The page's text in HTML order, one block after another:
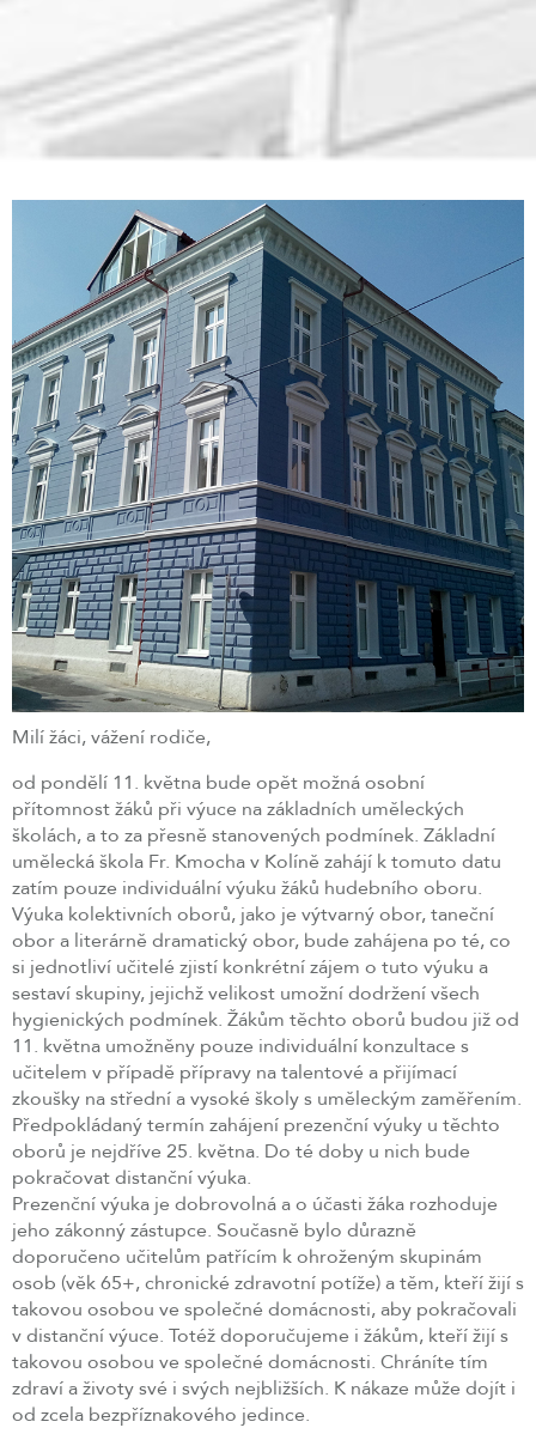
Milí žáci, vážení rodiče,
od pondělí 11. května bude opět možná osobní
přítomnost žáků při výuce na základních uměleckých
školách, a to za přesně stanovených podmínek. Základní
umělecká škola Fr. Kmocha v Kolíně zahájí k tomuto datu
zatím pouze individuální výuku žáků hudebního oboru.
Výuka kolektivních oborů, jako je výtvarný obor, taneční
obor a literárně dramatický obor, bude zahájena po té, co
si jednotliví učitelé zjistí konkrétní zájem o tuto výuku a
sestaví skupiny, jejichž velikost umožní dodržení všech
hygienických podmínek. Žákům těchto oborů budou již od
11. května umožněny pouze individuální konzultace s
učitelem v případě přípravy na talentové a přijímací
zkoušky na střední a vysoké školy s uměleckým zaměřením.
Předpokládaný termín zahájení prezenční výuky u těchto
oborů je nejdříve 25. května. Do té doby u nich bude
pokračovat distanční výuka.
Prezenční výuka je dobrovolná a o účasti žáka rozhoduje
jeho zákonný zástupce. Současně bylo důrazně
doporučeno učitelům patřícím k ohroženým skupinám
osob (věk 65+, chronické zdravotní potíže) a těm, kteří žijí s
takovou osobou ve společné domácnosti, aby pokračovali
v distanční výuce. Totéž doporučujeme i žákům, kteří žijí s
takovou osobou ve společné domácnosti. Chráníte tím
zdraví a životy své i svých nejbližších. K nákaze může dojít i
od zcela bezpříznakového jedince.